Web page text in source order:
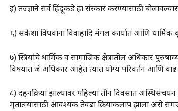
इ) तज्ज्ञाने सर्व हिंदूंकडे हा संस्कार करण्यासाठी
६) सकेशा विधवांना विवाहादि मंगल कार्यात आणि
७) स्त्रियांचे धार्मिक व सामाजिक क्षेत्रातील अधिकार
विषयात जे अधिकार आहेत त्यात योग्य परिवर्तन आणि वाढ
८) दहनक्रिया झाल्यावर पहिल्या तीन दिवसात
मृतात्म्यासाठी आवश्यक तेवढा क्रियाकलाप झाला असे